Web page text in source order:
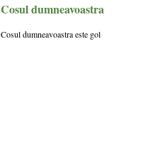
Cosul dumneavoastra
Cosul dumneavoastra este gol